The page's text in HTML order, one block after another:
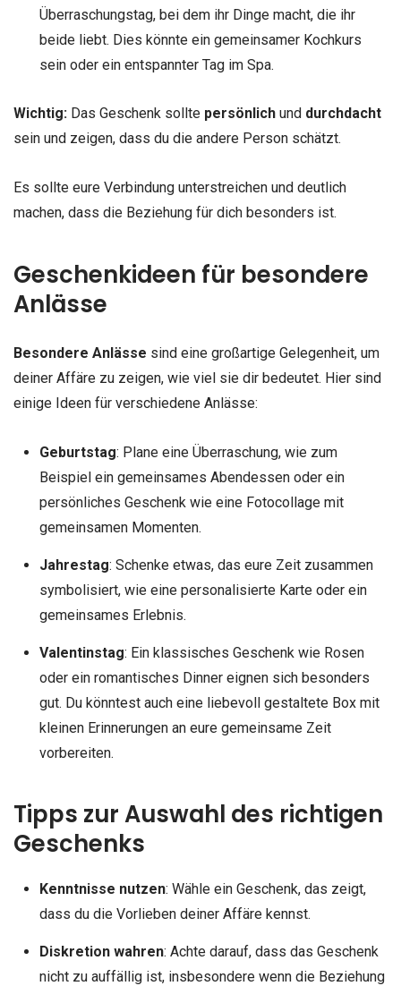
Überraschungstag, bei dem ihr Dinge macht, die ihr
beide liebt. Dies könnte ein gemeinsamer Kochkurs
sein oder ein entspannter Tag im Spa.
Wichtig: Das Geschenk sollte persönlich und durchdacht
sein und zeigen, dass du die andere Person schätzt.
Es sollte eure Verbindung unterstreichen und deutlich
machen, dass die Beziehung für dich besonders ist.
Geschenkideen für besondere
Anlässe
Besondere Anlässe sind eine großartige Gelegenheit, um
deiner Affäre zu zeigen, wie viel sie dir bedeutet. Hier sind
einige Ideen für verschiedene Anlässe:
Geburtstag: Plane eine Überraschung, wie zum
Beispiel ein gemeinsames Abendessen oder ein
persönliches Geschenk wie eine Fotocollage mit
gemeinsamen Momenten.
Jahrestag: Schenke etwas, das eure Zeit zusammen
symbolisiert, wie eine personalisierte Karte oder ein
gemeinsames Erlebnis.
Valentinstag: Ein klassisches Geschenk wie Rosen
oder ein romantisches Dinner eignen sich besonders
gut. Du könntest auch eine liebevoll gestaltete Box mit
kleinen Erinnerungen an eure gemeinsame Zeit
vorbereiten.
Tipps zur Auswahl des richtigen
Geschenks
Kenntnisse nutzen: Wähle ein Geschenk, das zeigt,
dass du die Vorlieben deiner Affäre kennst.
Diskretion wahren: Achte darauf, dass das Geschenk
nicht zu auffällig ist, insbesondere wenn die Beziehung